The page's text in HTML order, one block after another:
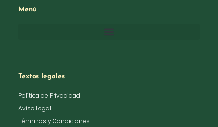
Menú
Textos legales
Política de Privacidad
Aviso Legal
Términos y Condiciones